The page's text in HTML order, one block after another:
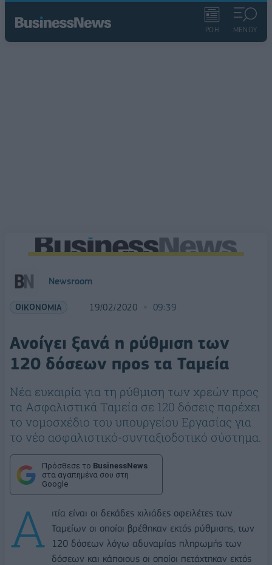
ΡΟΗ ΜΕΝΟΥ
Newsroom
ΟΙΚΟΝΟΜΙΑ 19/02/2020 09:39
Ανοίγει ξανά η ρύθμιση των
120 δόσεων προς τα Ταμεία
Νέα ευκαιρία για τη ρύθμιση των χρεών προς
τα Ασφαλιστικά Ταμεία σε 120 δόσεις παρέχει
το νομοσχέδιο του υπουργείου Εργασίας για
το νέο ασφαλιστικό-συνταξιοδοτικό σύστημα.
Πρόσθεσε το BusinessNews
στα αγαπημένα σου στη
Google
Α
ιτία είναι οι δεκάδες χιλιάδες οφειλέτες των
Ταμείων οι οποίοι βρέθηκαν εκτός ρύθμισης, των
120 δόσεων λόγω αδυναμίας πληρωμής των
δόσεων και κάποιους οι οποίοι πετάχτηκαν εκτός